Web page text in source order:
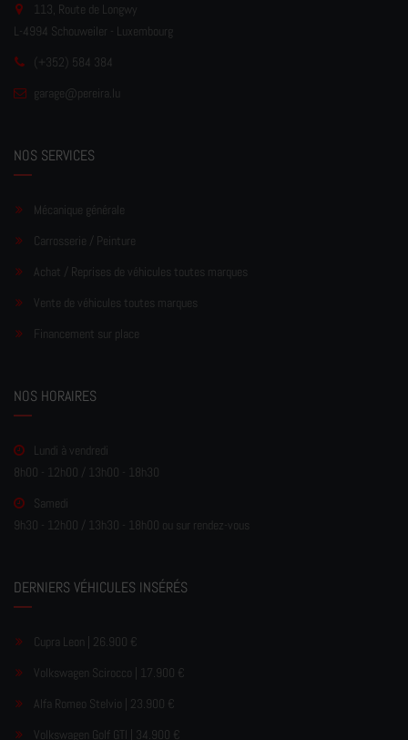
113, Route de Longwy
L-4994 Schouweiler - Luxembourg
(+352) 584 384
garage@pereira.lu
NOS SERVICES
Mécanique générale
Carrosserie / Peinture
Achat / Reprises de véhicules toutes marques
Vente de véhicules toutes marques
Financement sur place
NOS HORAIRES
Lundi à vendredi
8h00 - 12h00 / 13h00 - 18h30
Samedi
9h30 - 12h00 / 13h30 - 18h00 ou sur rendez-vous
DERNIERS VÉHICULES INSÉRÉS
Cupra Leon | 26.900 €
Volkswagen Scirocco | 17.900 €
Alfa Romeo Stelvio | 23.900 €
Volkswagen Golf GTI | 34.900 €